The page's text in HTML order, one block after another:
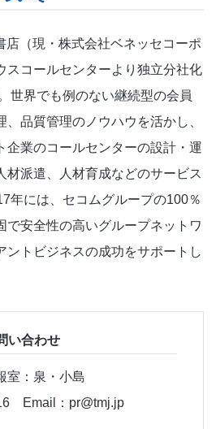
店（現・株式会社ベネッセコーポ
スコールセンターより独立分社化
世界でも例のない継続型の会員
品質管理のノウハウを活かし、
企業のコールセンターの設計・運
材派遣、人材育成などのサービス
年には、セコムグループの100％
で安全性の高いグループネットワ
ントビジネスの成功をサポートし
い合わせ
：泉・小島
Email：pr@tmj.jp